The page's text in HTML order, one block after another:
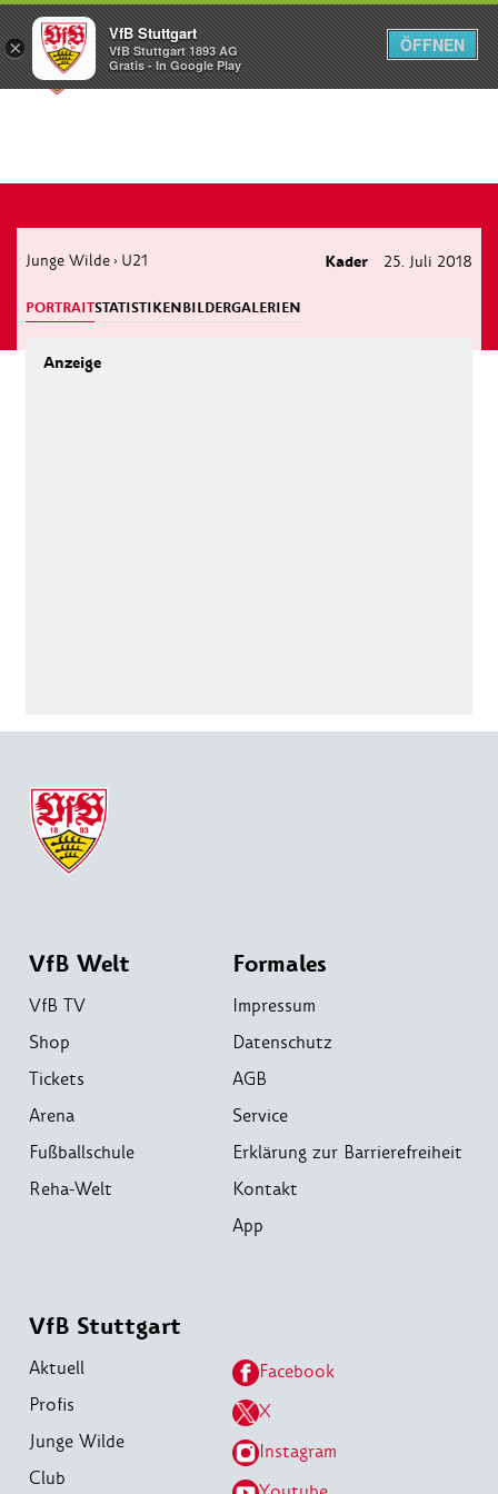
Menü
Junge Wilde › U21 Kader 25. Juli 2018
PORTRAITSTATISTIKENBILDERGALERIEN
VfB Welt
VfB TV
Shop
Tickets
Arena
Fußballschule
Reha-Welt
Formales
Impressum
Datenschutz
AGB
Service
Erklärung zur Barrierefreiheit
Kontakt
App
VfB Stuttgart
Aktuell
Profis
Junge Wilde
Club
Facebook
X
Instagram
×
VfB Stuttgart
VfB Stuttgart 1893 AG
Gratis - In Google Play
ÖFFNEN